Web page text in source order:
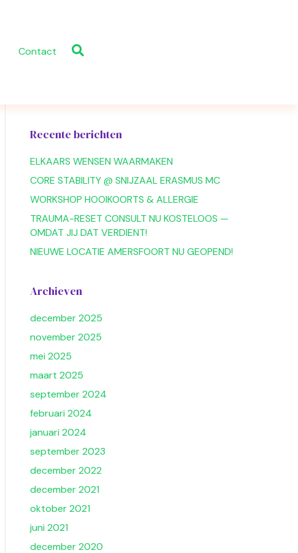
Contact
Recente berichten
ELKAARS WENSEN WAARMAKEN
CORE STABILITY @ SNIJZAAL ERASMUS MC
WORKSHOP HOOIKOORTS & ALLERGIE
TRAUMA-RESET CONSULT NU KOSTELOOS —
OMDAT JIJ DAT VERDIENT!
NIEUWE LOCATIE AMERSFOORT NU GEOPEND!
Archieven
december 2025
november 2025
mei 2025
maart 2025
september 2024
februari 2024
januari 2024
september 2023
december 2022
december 2021
oktober 2021
juni 2021
december 2020